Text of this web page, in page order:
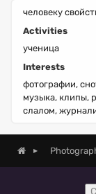
человеку
Activities
ученица
Interests
фотографии,
музыка, клипы,
слалом,